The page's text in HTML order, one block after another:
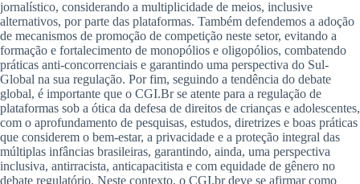
jornalístico, considerando a multiplicidade de meios, inclusive
alternativos, por parte das plataformas. Também defendemos a adoção
de mecanismos de promoção de competição neste setor, evitando a
formação e fortalecimento de monopólios e oligopólios, combatendo
práticas anti-concorrenciais e garantindo uma perspectiva do Sul-
Global na sua regulação. Por fim, seguindo a tendência do debate
global, é importante que o CGI.Br se atente para a regulação de
plataformas sob a ótica da defesa de direitos de crianças e adolescentes,
com o aprofundamento de pesquisas, estudos, diretrizes e boas práticas
que considerem o bem-estar, a privacidade e a proteção integral das
múltiplas infâncias brasileiras, garantindo, ainda, uma perspectiva
inclusiva, antirracista, anticapacitista e com equidade de gênero no
debate regulatório. Neste contexto, o CGI.br deve se afirmar como